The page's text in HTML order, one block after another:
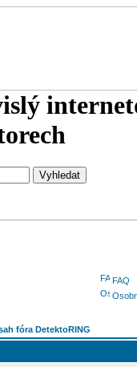
FAQ
fóra DetektoRING